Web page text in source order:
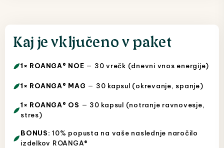
Kaj je vključeno v paket
1× ROANGA® NOE — 30 vrečk (dnevni vnos energije)
1× ROANGA® MAG — 30 kapsul (okrevanje, spanje)
1× ROANGA® OS — 30 kapsul (notranje ravnovesje,
stres)
BONUS: 10% popusta na vaše naslednje naročilo
izdelkov ROANGA®